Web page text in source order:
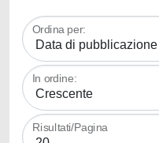
Ordina per:
In ordine:
Risultati/Pagina